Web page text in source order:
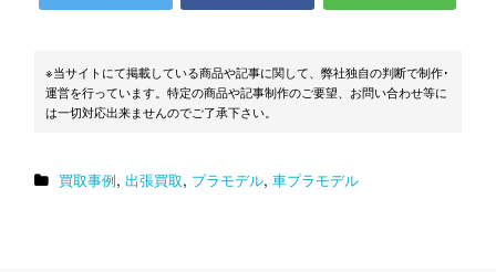
フジミ 1/16 ランボルギーニ カウンタック LP400
タミヤ 1/12 フェアレディ 240Z BS1208
タミヤ 1/12 ローラ T-70 マークIII BS1215
※当サイトにて掲載している商品や記事に関して、弊社独自の判断で制作･
運営を行っています。特定の商品や記事制作のご要望、お問い合わせ等に
は一切対応出来ませんのでご了承下さい。
買取事例,出張買取, プラモデル,車プラモデル